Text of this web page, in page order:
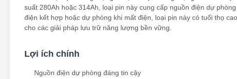
suất 280Ah hoặc 314Ah, loại pin này cung cấp nguồn điện dự
điện kết hợp hoặc dự phòng khi mất điện, loại pin này có tuổi thọ
cho các giải pháp lưu trữ năng lượng bền vững.
Lợi ích chính
Nguồn điện dự phòng đáng tin cậy